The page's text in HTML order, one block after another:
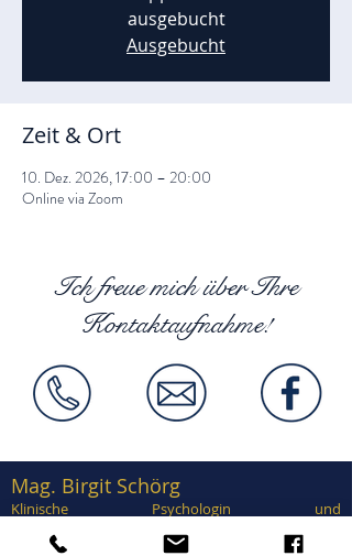
ausgebucht
Ausgebucht
Zeit & Ort
10. Dez. 2026, 17:00 – 20:00
Online via Zoom
Ich freue mich über Ihre
Kontaktaufnahme!
Mag. Birgit Schörg
Klinische Psychologin und
Supervisorin, EuroPsy zertifiziert